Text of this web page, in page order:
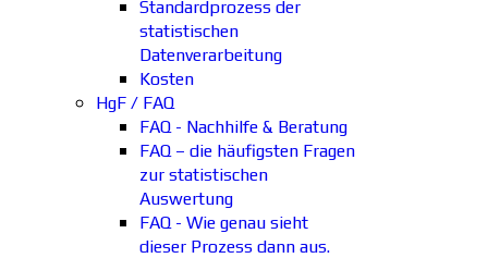
Standardprozess der
statistischen
Datenverarbeitung
Kosten
HgF / FAQ
FAQ - Nachhilfe & Beratung
FAQ – die häufigsten Fragen
zur statistischen
Auswertung
FAQ - Wie genau sieht
dieser Prozess dann aus.